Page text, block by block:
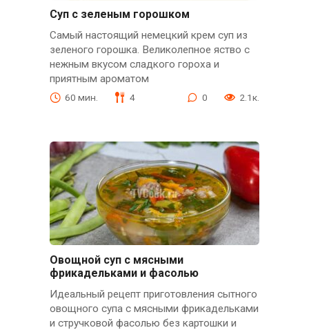
Суп с зеленым горошком
Самый настоящий немецкий крем суп из
зеленого горошка. Великолепное яство с
нежным вкусом сладкого гороха и
приятным ароматом
60 мин. 4 0 2.1к.
Овощной суп с мясными
фрикадельками и фасолью
Идеальный рецепт приготовления сытного
овощного супа с мясными фрикадельками
и стручковой фасолью без картошки и